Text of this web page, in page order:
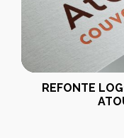
REFONTE